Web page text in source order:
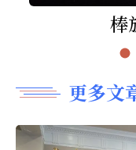
棒
更多文